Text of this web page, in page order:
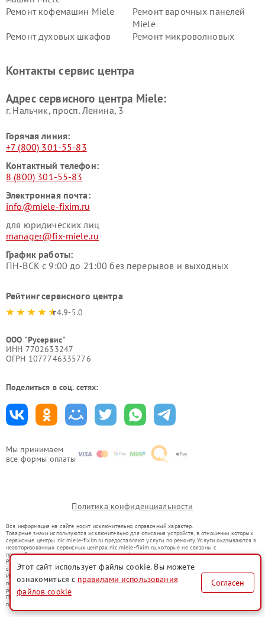
Мы принимаем
все формы оплаты
Ремонт кофемашин Miele
Ремонт варочных панелей
Miele
Ремонт духовых шкафов
Ремонт микроволновых
Miele
Miele
пылесосов Miele
Контакты сервис центра
Адрес сервисного центра Miele:
г. Нальчик, просп. Ленина, 3
Горячая линия:
+7 (800) 301-55-83
Контактный телефон:
8 (800) 301-55-83
Электронная почта:
info@miele-fixim.ru
для юридических лиц
manager@fix-miele.ru
График работы:
ПН-ВСК с 9:00 до 21:00 без перерывов и выходных
Рейтинг сервисного центра
4.9-5.0
ООО "Русервис"
ИНН 7702633247
ОГРН 1077746335776
Поделиться в соц. сетях:
Политика конфиденциальности
Вся информация на сайте носит исключительно справочный характер.
Товарные знаки используются исключительно для описания устройств, в отношении которых
сервисные центры nlc.miele-fixim.ru предоставляют услуги по ремонту. Услуги оказываются в
неавторизованных сервисных центрах nlc.miele-fixim.ru, которые не связаны с
правообладателями товарных знаков или их официальными представителями.
Ремонт осуществляется для устройств, уже введенных в гражданский оборот в соответствии
со статьей 1487 ГК РФ.
Использование товарных знаков не преследует цели индивидуализации услуг или введения
потребителей в заблуждение, а служит для информирования о предоставляемых услугах по
ремонту техники указанных брендов.
Представленная на сайте информация не является публичной офертой, определяемой
положениями Статьи 437(2) Гражданского кодекса РФ
Этот сайт использует файлы cookie. Вы можете
ознакомиться с правилами использования
файлов cookie
Согласен